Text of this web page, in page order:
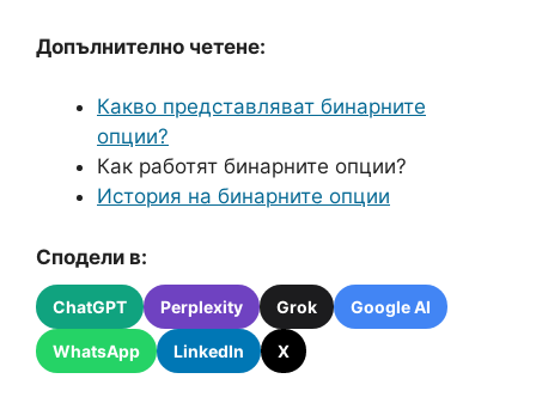
Допълнително четене:
Какво представляват бинарните
опции?
Как работят бинарните опции?
История на бинарните опции
Сподели в:
ChatGPT Perplexity Grok Google AI
WhatsApp LinkedIn X